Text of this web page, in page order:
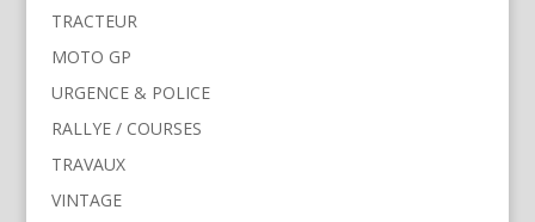
TRACTEUR
MOTO GP
URGENCE & POLICE
RALLYE / COURSES
TRAVAUX
VINTAGE